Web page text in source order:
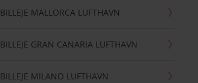
BILLEJE MALLORCA LUFTHAVN
BILLEJE GRAN CANARIA LUFTHAVN
BILLEJE MILANO LUFTHAVN